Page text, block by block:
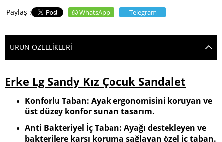
WhatsApp Telegram
ÜRÜN ÖZELLIKLERI
Erke Lg Sandy Kız Çocuk Sandalet
Konforlu Taban: Ayak ergonomisini koruyan ve
üst düzey konfor sunan tasarım.
Anti Bakteriyel İç Taban: Ayağı destekleyen ve
bakterilere karşı koruma sağlayan özel iç taban.